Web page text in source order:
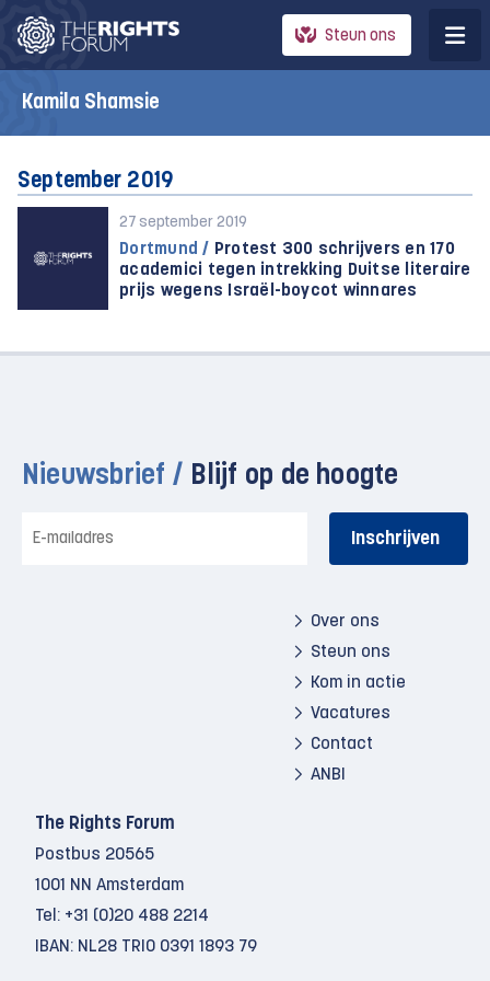
Steun ons
Kamila Shamsie
September 2019
27 september 2019
Dortmund / Protest 300 schrijvers en 170
academici tegen intrekking Duitse literaire
prijs wegens Israël-boycot winnares
Nieuwsbrief / Blijf op de hoogte
mailadres
Over ons
Steun ons
Kom in actie
Vacatures
Contact
ANBI
The Rights Forum
Postbus 20565
1001 NN Amsterdam
Tel: +31 (0)20 488 2214
IBAN: NL28 TRIO 0391 1893 79